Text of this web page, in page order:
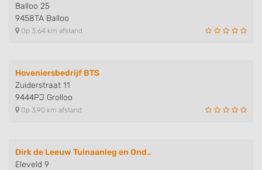
Balloo 25
9458TA Balloo
Op 3,64 km afstand
Hoveniersbedrijf BTS
Zuiderstraat 11
9444PJ Grolloo
Op 3,90 km afstand
Dirk de Leeuw Tuinaanleg en Ond..
Eleveld 9